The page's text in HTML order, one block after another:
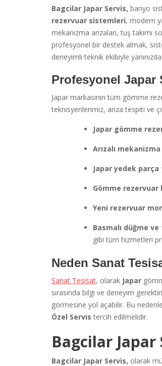
Bagcilar Japar Servis, banyo
rezervuar sistemleri, modern
mekanizma arızaları, tuş takımı
profesyonel bir destek almak,
deneyimli teknik ekibiyle
Profesyonel Japar
Japar markasının tüm gömme
teknisyenlerimiz, arıza tespiti ve
Japar gömme
Arızalı
Japar yedek
Gömme rezervuar
Yeni rezervuar
Basmalı düğme ve
gibi tüm hizmetleri
Neden Sanat
Sanat Tesisat, olarak Japar
sırasında bilgi ve deneyim
görmesine yol açabilir. Bu
Özel Servis tercih edilmelidir.
Bagcilar Japar
Bagcilar Japar Servis, olarak